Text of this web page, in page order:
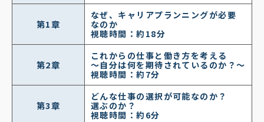
第1章
なぜ、キャリアプランニングが必要
なのか
視聴時間：約18分
第2章
これからの仕事と働き方を考える
～自分は何を期待されているのか？～
視聴時間：約7分
第3章
どんな仕事の選択が可能なのか？
選ぶのか？
視聴時間：約6分